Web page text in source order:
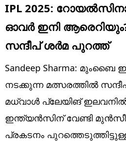
Business
Education
Lifestyle
world
Technology
IPL 2025:
ഓവര്‍ ഇനി ആരെറിയും?
സന്ദീപ് ശര്‍മ പുറത്ത്‌
Sandeep Sharma:
നടക്കുന്ന മത്സരത്തില്‍
മധ്‌വാള്‍ പ്ലേയിങ്
ഇന്ത്യന്‍സിന് വേണ്ടി
പ്രകടനം